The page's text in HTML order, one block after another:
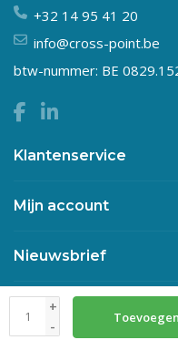
+
-
+32 14 95 41 20
info@cross-point.be
btw-nummer: BE
Klantenservice
Mijn account
Nieuwsbrief
© Copyright 2026 Crosspoint